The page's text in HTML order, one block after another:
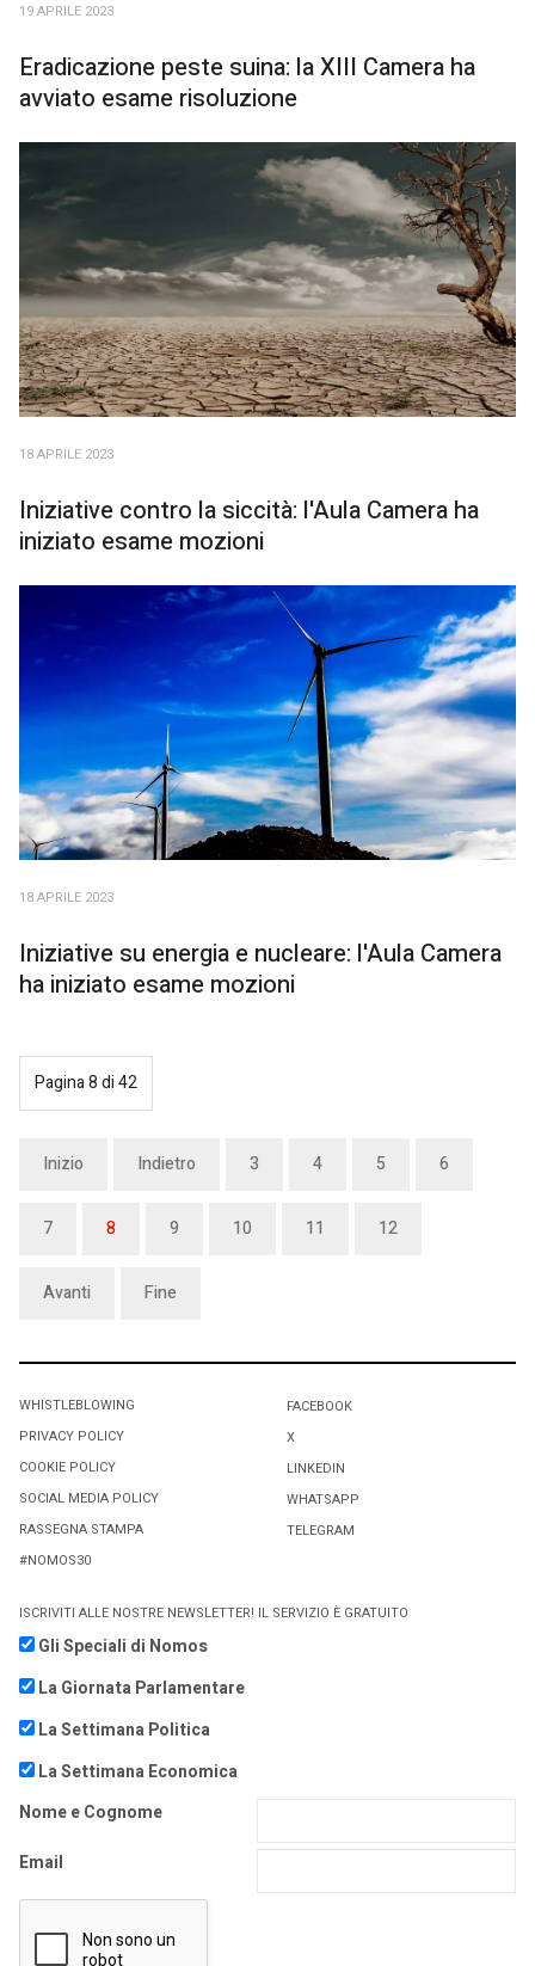
19 APRILE 2023
Eradicazione peste suina: la XIII Camera ha
avviato esame risoluzione
18 APRILE 2023
Iniziative contro la siccità: l'Aula Camera ha
iniziato esame mozioni
18 APRILE 2023
Iniziative su energia e nucleare: l'Aula Camera
ha iniziato esame mozioni
Pagina 8 di 42
Inizio Indietro 3 4 5 6
7 8 9 10 11 12
Avanti Fine
WHISTLEBLOWING
PRIVACY POLICY
COOKIE POLICY
SOCIAL MEDIA POLICY
RASSEGNA STAMPA
#NOMOS30
FACEBOOK
X
LINKEDIN
WHATSAPP
TELEGRAM
ISCRIVITI ALLE NOSTRE NEWSLETTER! IL SERVIZIO È GRATUITO
Gli Speciali di Nomos
La Giornata Parlamentare
La Settimana Politica
La Settimana Economica
Nome e Cognome
Email